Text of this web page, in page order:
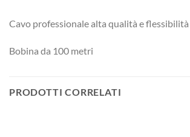
Cavo professionale alta qualità e flessibilità
Bobina da 100 metri
PRODOTTI CORRELATI